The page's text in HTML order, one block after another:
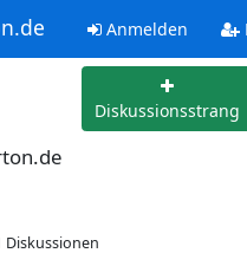
Anmelden
Diskussionsstrang
Diskussionen